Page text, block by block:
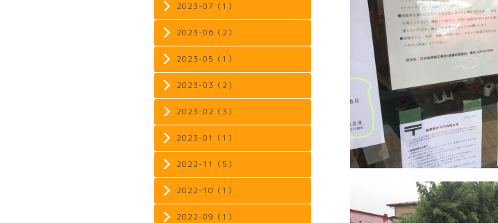
2023-07（1）
2023-06（2）
2023-05（1）
2023-03（2）
2023-02（3）
2023-01（1）
2022-11（5）
2022-10（1）
2022-09（1）